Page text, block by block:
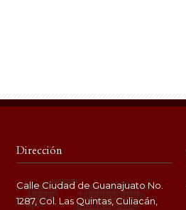
Dirección
Calle Ciudad de Guanajuato No.
1287, Col. Las Quintas, Culiacán,